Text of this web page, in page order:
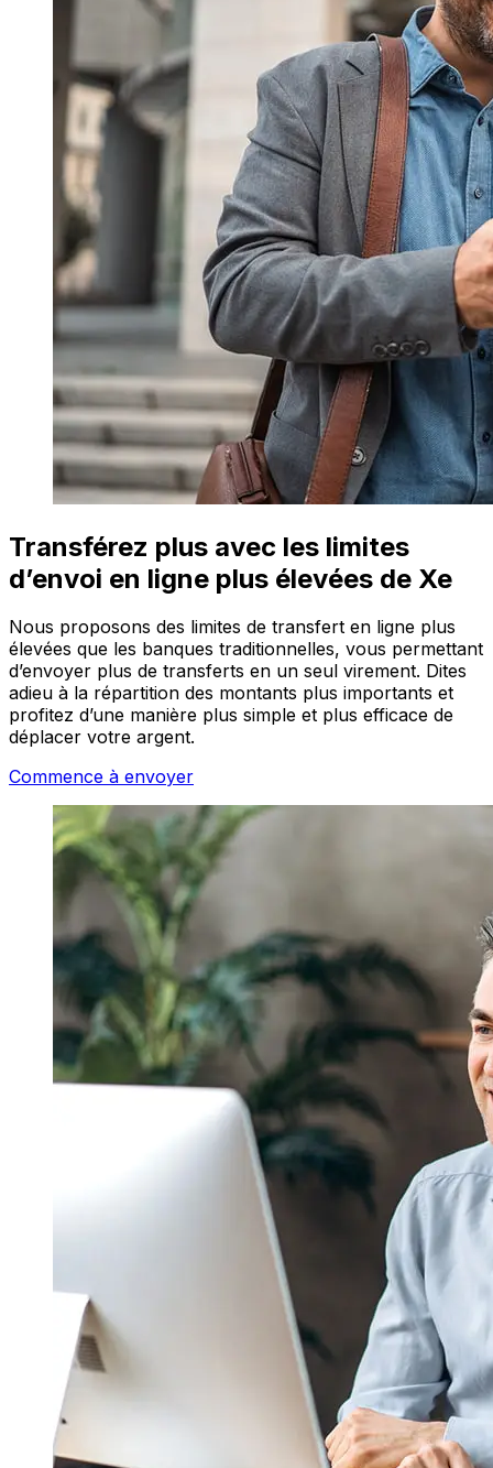
Transférez plus avec les limites
d’envoi en ligne plus élevées de Xe
Nous proposons des limites de transfert en ligne plus
élevées que les banques traditionnelles, vous permettant
d’envoyer plus de transferts en un seul virement. Dites
adieu à la répartition des montants plus importants et
profitez d’une manière plus simple et plus efficace de
déplacer votre argent.
Commence à envoyer